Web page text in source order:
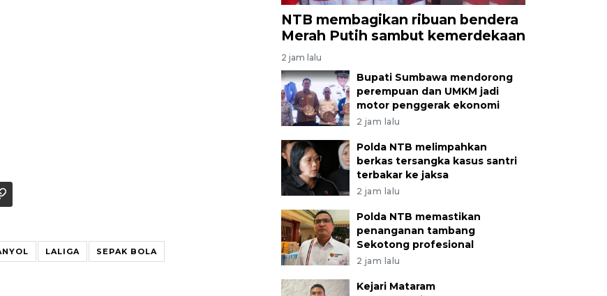
LALIGA SEPAK BOLA
NTB membagikan ribuan bendera
Merah Putih sambut kemerdekaan
2 jam lalu
Bupati Sumbawa mendorong
perempuan dan UMKM jadi
motor penggerak ekonomi
2 jam lalu
Polda NTB melimpahkan
berkas tersangka kasus santri
terbakar ke jaksa
2 jam lalu
Polda NTB memastikan
penanganan tambang
Sekotong profesional
2 jam lalu
Kejari Mataram